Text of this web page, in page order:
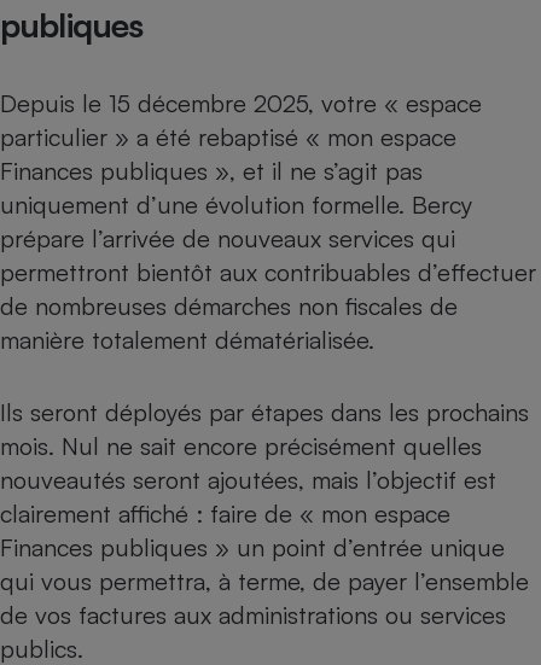
publiques
Depuis le 15 décembre 2025, votre « espace
particulier » a été rebaptisé « mon espace
Finances publiques », et il ne s’agit pas
uniquement d’une évolution formelle. Bercy
prépare l’arrivée de nouveaux services qui
permettront bientôt aux contribuables d’effectuer
de nombreuses démarches non fiscales de
manière totalement dématérialisée.
Ils seront déployés par étapes dans les prochains
mois. Nul ne sait encore précisément quelles
nouveautés seront ajoutées, mais l’objectif est
clairement affiché : faire de « mon espace
Finances publiques » un point d’entrée unique
qui vous permettra, à terme, de payer l’ensemble
de vos factures aux administrations ou services
publics.